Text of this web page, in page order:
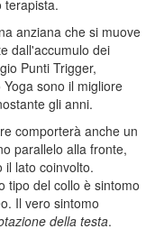
terapista.
anziana che si muove
dall'accumulo dei
Punti Trigger,
sono il migliore
gli anni.
comporterà anche un
parallelo alla fronte,
il lato coinvolto.
tipo del collo è sintomo
Il vero sintomo
della testa.